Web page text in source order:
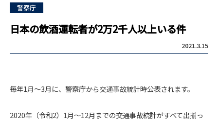
警察庁
日本の飲酒運転者が2万2千人以上いる件
2021.3.15
毎年1月～3月に、警察庁から交通事故統計時公表されます。
2020年（令和2）1月～12月までの交通事故統計がすべて出揃っ